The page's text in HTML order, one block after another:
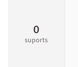
0
suports